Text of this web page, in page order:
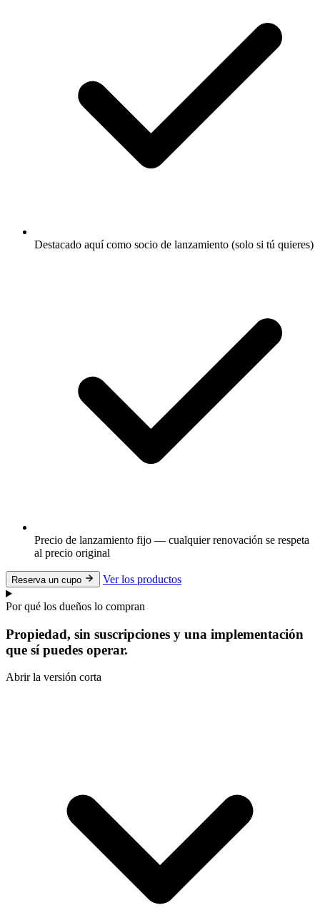
Destacado aquí como socio de lanzamiento (solo si tú quieres)
Precio de lanzamiento fijo — cualquier renovación se respeta
al precio original
Reserva un cupo Ver los productos
Por qué los dueños lo compran
Propiedad, sin suscripciones y una implementación
que sí puedes operar.
Abrir la versión corta